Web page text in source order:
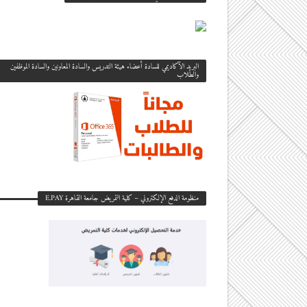
البريد الآكاديمي للسادة أعضاء هيئة التدريس والسادة المعاونين والسادة الموظفين
والطلاب
منظومة الدفع الإلكتروني – كلية التمريض جامعة القاهرة E.PAY